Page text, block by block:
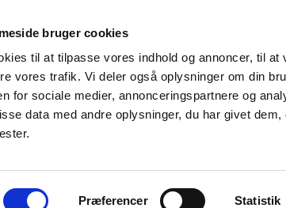
bruger cookies
til at tilpasse vores indhold og annoncer, til
vores trafik. Vi deler også oplysninger om din
for sociale medier, annonceringspartnere og
data med andre oplysninger, du har givet
Præferencer Statistik
Bivirkninger og
produktinformation
Tilskud og